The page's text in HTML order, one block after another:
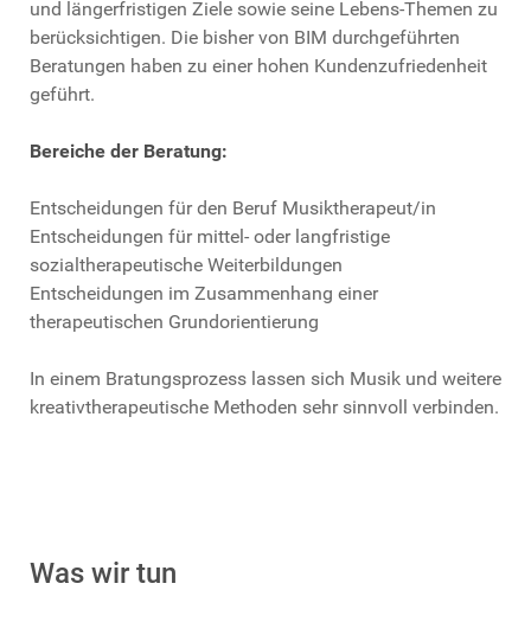
und längerfristigen Ziele sowie seine Lebens-Themen zu
berücksichtigen. Die bisher von BIM durchgeführten
Beratungen haben zu einer hohen Kundenzufriedenheit
geführt.
Bereiche der Beratung:
Entscheidungen für den Beruf Musiktherapeut/in
Entscheidungen für mittel- oder langfristige
sozialtherapeutische Weiterbildungen
Entscheidungen im Zusammenhang einer
therapeutischen Grundorientierung
In einem Bratungsprozess lassen sich Musik und weitere
kreativtherapeutische Methoden sehr sinnvoll verbinden.
Was wir tun